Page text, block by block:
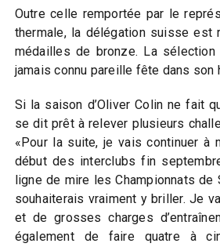
Outre celle remportée par le
thermale, la délégation suisse est
médailles de bronze. La sélection
jamais connu pareille fête dans son
Si la saison d’Oliver Colin ne fait
se dit prêt à relever plusieurs
«Pour la suite, je vais continuer à
début des interclubs fin
ligne de mire les Championnats
souhaiterais vraiment y briller. Je
et de grosses charges
également de faire quatre à